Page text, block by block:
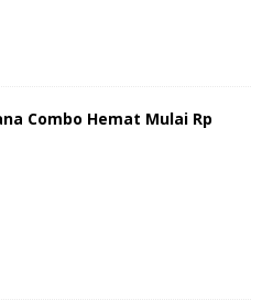
Combo Hemat Mulai Rp